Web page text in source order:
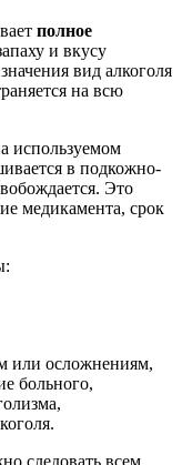
полное
и вкусу
вид алкоголя
на всю
используемом
в подкожно-
Это
медикамента, срок
или осложнениям,
больного,